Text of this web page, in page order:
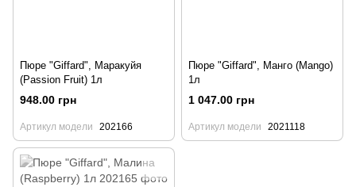
Пюре "Giffard", Маракуйя
(Passion Fruit) 1л
948.00 грн
Артикул модели 202166
Пюре "Giffard", Манго (Mango)
1л
1 047.00 грн
Артикул модели 2021118